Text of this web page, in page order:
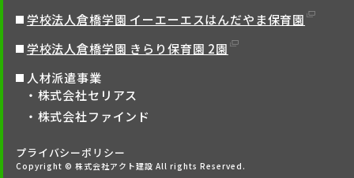
学校法人倉橋学園 イーエーエスはんだやま保育園
学校法人倉橋学園 きらり保育園 2園
人材派遣事業
株式会社セリアス
株式会社ファインド
プライバシーポリシー
Copyright © 株式会社アクト建設 All rights Reserved.